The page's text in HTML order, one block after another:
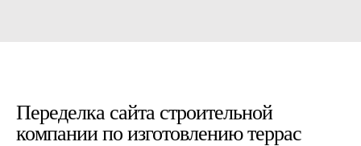
Переделка сайта строительной
компании по изготовлению террас